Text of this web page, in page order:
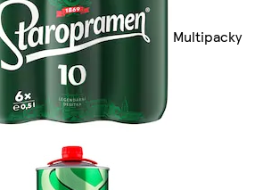
Multipacky